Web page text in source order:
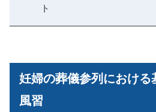
ト
妊婦の葬儀参列における
風習